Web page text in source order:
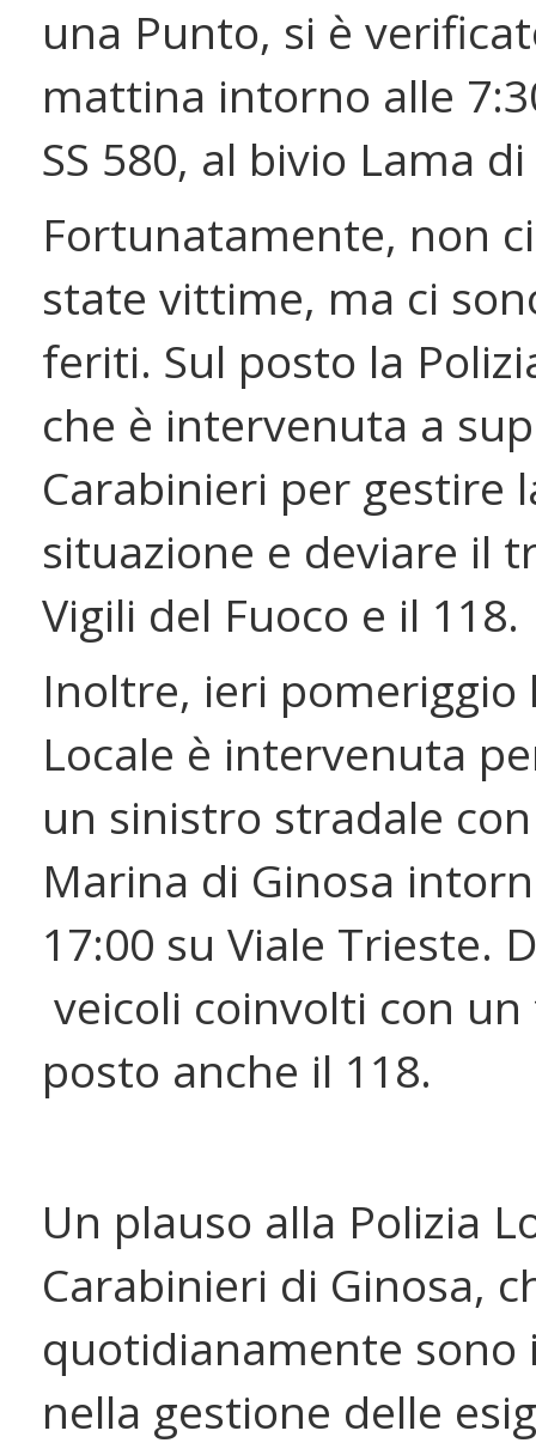
una Punto, si è
mattina intorno alle
SS 580, al bivio Lama
Fortunatamente, non
state vittime, ma ci
feriti. Sul posto la
che è intervenuta a
Carabinieri per gestire
situazione e deviare il
Vigili del Fuoco e il 118.
Inoltre, ieri pomeriggio
Locale è intervenuta
un sinistro stradale
Marina di Ginosa
17:00 su Viale Trieste.
veicoli coinvolti con
posto anche il 118.
Un plauso alla Polizia
Carabinieri di Ginosa,
quotidianamente sono
nella gestione delle